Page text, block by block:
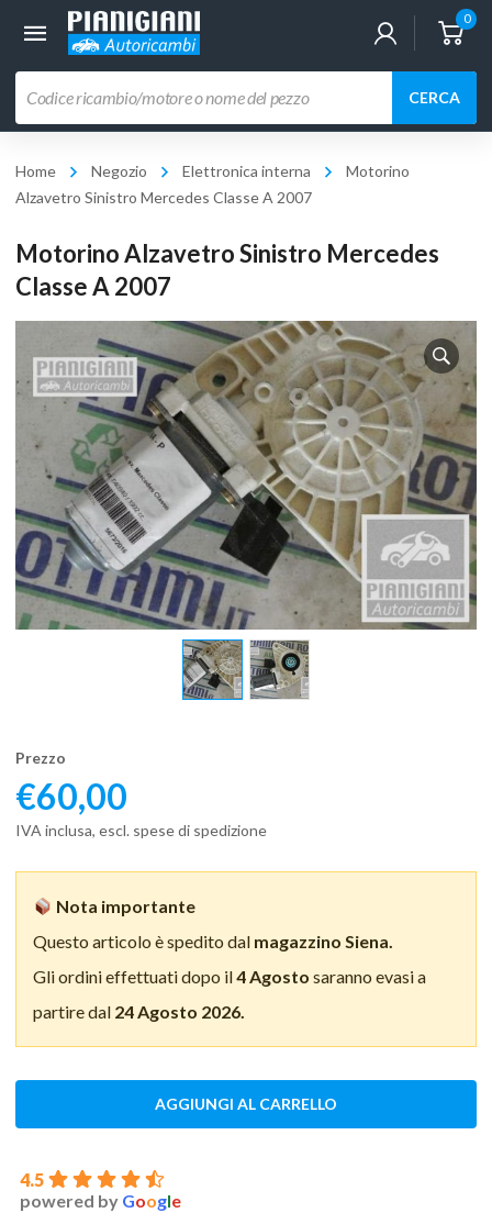
0
prodotti
CERCA
Home Negozio Elettronica interna
Motorino
Alzavetro Sinistro Mercedes Classe A 2007
Motorino Alzavetro Sinistro Mercedes
Classe A 2007
Prezzo
€60,00
IVA inclusa, escl. spese di spedizione
Nota importante
Questo articolo è spedito dal magazzino Siena.
Gli ordini effettuati dopo il4 Agosto saranno evasi a
partire dal 24 Agosto 2026.
AGGIUNGI AL CARRELLO
4.5
powered by Google